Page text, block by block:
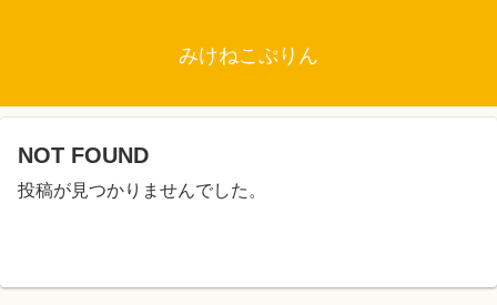
みけねこぷりん
NOT FOUND
投稿が見つかりませんでした。